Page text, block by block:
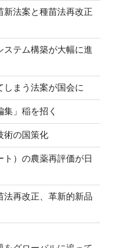
新法案と種苗法再改正
ステム構築が大幅に進
しまう法案が国会に
」稲を招く
術の国策化
ト）の農薬再評価が日
法再改正、革新的新品